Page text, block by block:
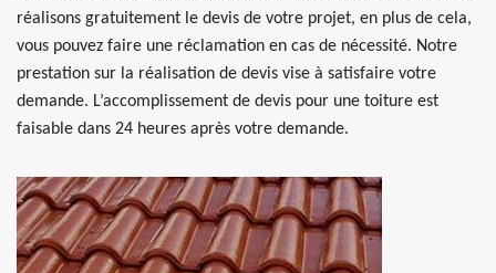
réalisons gratuitement le devis de votre projet, en plus de cela,
vous pouvez faire une réclamation en cas de nécessité. Notre
prestation sur la réalisation de devis vise à satisfaire votre
demande. L’accomplissement de devis pour une toiture est
faisable dans 24 heures après votre demande.